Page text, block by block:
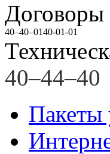
Договоры
40–40–0140-01-01
40–44–40
Пакеты